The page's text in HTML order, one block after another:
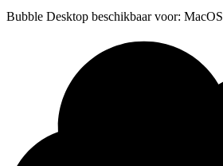
Bubble Desktop beschikbaar voor: MacOS